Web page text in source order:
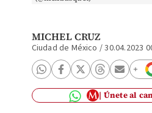
MICHEL CRUZ
Ciudad de México /30.04.2023
Únete al